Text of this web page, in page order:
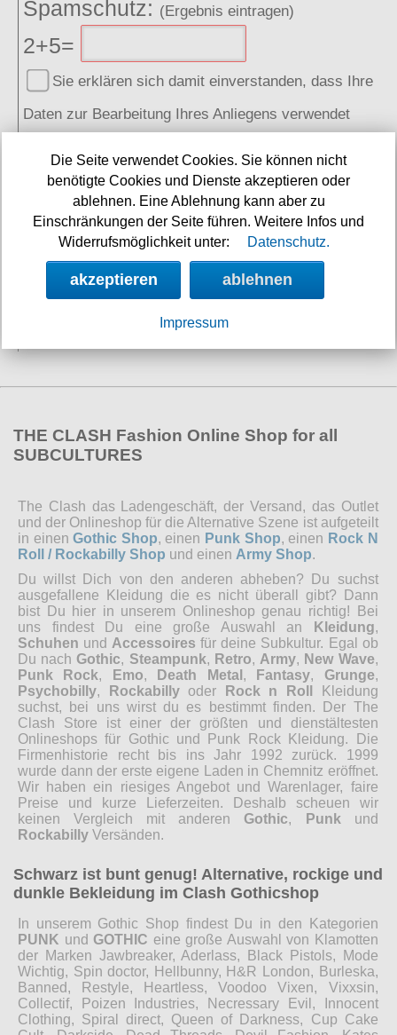
Spamschutz: (Ergebnis eintragen)
2+5=
Sie erklären sich damit einverstanden, dass Ihre
Daten zur Bearbeitung Ihres Anliegens verwendet
finden Sie in derDatenschutzerklärung
absenden
SOCIAL MEDIA
THE CLASH Fashion Online Shop for all
SUBCULTURES
The Clash das Ladengeschäft, der Versand, das Outlet
und der Onlineshop für die Alternative Szene ist aufgeteilt
in einenGothic Shop, einen Punk Shop, einen Rock N
Roll / Rockabilly Shop und einen Army Shop.
Du willst Dich von den anderen abheben? Du suchst
ausgefallene Kleidung die es nicht überall gibt? Dann
bist Du hier in unserem Onlineshop genau richtig! Bei
uns findest Du eine große Auswahl an
Kleidung,
Schuhen und Accessoires für deine Subkultur. Egal ob
Du nach Gothic, Steampunk, Retro, Army, New Wave,
Punk Rock, Emo, Death Metal , Fantasy, Grunge,
Psychobilly, Rockabillyoder Rock n Roll
Kleidung
suchst, bei uns wirst du es bestimmt finden. Der The
Clash Store ist einer der größten und dienstältesten
Onlineshops für Gothic und Punk Rock Kleidung. Die
Firmenhistorie recht bis ins Jahr 1992 zurück. 1999
wurde dann der erste eigene Laden in Chemnitz eröffnet.
Wir haben ein riesiges Angebot und Warenlager, faire
Preise und kurze Lieferzeiten. Deshalb scheuen wir
keinen Vergleich mit anderen Gothic, Punk und
Rockabilly Versänden.
Schwarz ist bunt genug! Alternative, rockige und
dunkle Bekleidung im Clash Gothicshop
In unserem Gothic Shop findest Du in den Kategorien
PUNK und GOTHIC eine große Auswahl von Klamotten
der Marken Jawbreaker, Aderlass, Black Pistols, Mode
Wichtig, Spin doctor, Hellbunny, H&R London, Burleska,
Banned, Restyle, Heartless, Voodoo Vixen, Vixxsin,
Collectif, Poizen Industries, Necressary Evil, Innocent
Clothing, Spiral direct, Queen of Darkness, Cup Cake
Die Seite verwendet Cookies. Sie können nicht
benötigte Cookies und Dienste akzeptieren oder
ablehnen. Eine Ablehnung kann aber zu
Einschränkungen der Seite führen. Weitere Infos und
Widerrufsmöglichkeit unter:
Datenschutz.
akzeptieren ablehnen
Impressum